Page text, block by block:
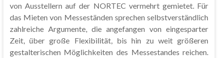
von Ausstellern auf der NORTEC vermehrt gemietet. Für
das Mieten von Messeständen sprechen selbstverständlich
zahlreiche Argumente, die angefangen von eingesparter
Zeit, über große Flexibilität, bis hin zu weit größeren
gestalterischen Möglichkeiten des Messestandes reichen.